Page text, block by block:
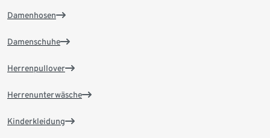
Damenhosen
Damenschuhe
Herrenpullover
Herrenunterwäsche
Kinderkleidung